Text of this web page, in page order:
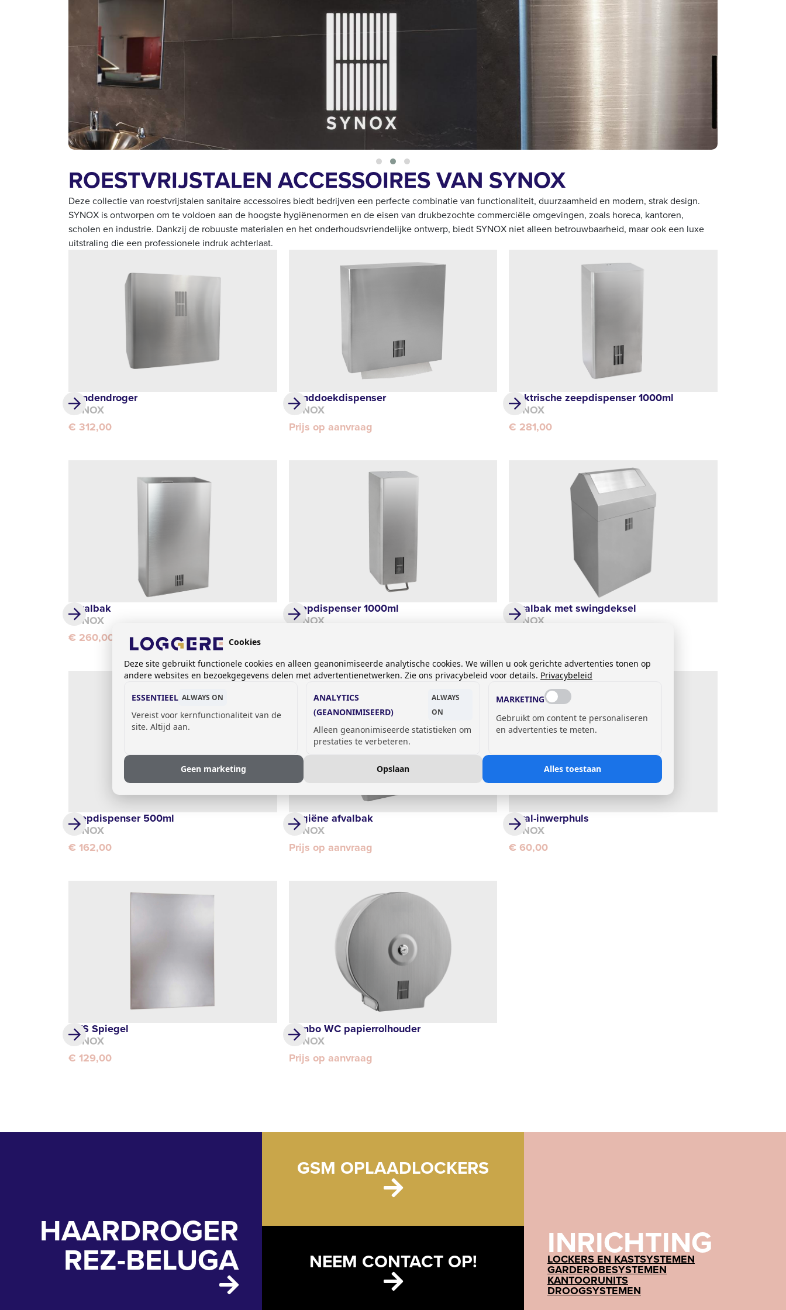
ROESTVRIJSTALEN ACCESSOIRES VAN SYNOX
Deze collectie van roestvrijstalen sanitaire accessoires biedt bedrijven een perfecte combinatie van functionaliteit, duurzaamheid en modern, strak design.
SYNOX is ontworpen om te voldoen aan de hoogste hygiënenormen en de eisen van drukbezochte commerciële omgevingen, zoals horeca, kantoren,
scholen en industrie. Dankzij de robuuste materialen en het onderhoudsvriendelijke ontwerp, biedt SYNOX niet alleen betrouwbaarheid, maar ook een luxe
uitstraling die een professionele indruk achterlaat.
Handendroger
SYNOX
€ 312,00
Handdoekdispenser
SYNOX
Prijs op aanvraag
Elektrische zeepdispenser 1000ml
SYNOX
€ 281,00
Afvalbak
SYNOX
€ 260,00
Zeepdispenser 1000ml
SYNOX
Afvalbak met swingdeksel
SYNOX
Zeepdispenser 500ml
SYNOX
€ 162,00
Hygiëne afvalbak
SYNOX
Prijs op aanvraag
Afval-inwerphuls
SYNOX
€ 60,00
RVS Spiegel
SYNOX
€ 129,00
Jumbo WC papierrolhouder
SYNOX
Prijs op aanvraag
HAARDROGER
REZ-BELUGA
GSM OPLAADLOCKERS
NEEM CONTACT OP! INRICHTING
LOCKERS EN KASTSYSTEMEN
GARDEROBESYSTEMEN
KANTOORUNITS
DROOGSYSTEMEN
Cookies
Deze site gebruikt functionele cookies en alleen geanonimiseerde analytische cookies. We willen u ook gerichte advertenties tonen op
andere websites en bezoekgegevens delen met advertentienetwerken. Zie ons privacybeleid voor details. Privacybeleid
ESSENTIEEL ALWAYS ON
Vereist voor kernfunctionaliteit van de
site. Altijd aan.
ANALYTICS
(GEANONIMISEERD)
ALWAYS
ON
Alleen geanonimiseerde statistieken om
prestaties te verbeteren.
MARKETING
Gebruikt om content te personaliseren
en advertenties te meten.
Geen marketing Opslaan Alles toestaan